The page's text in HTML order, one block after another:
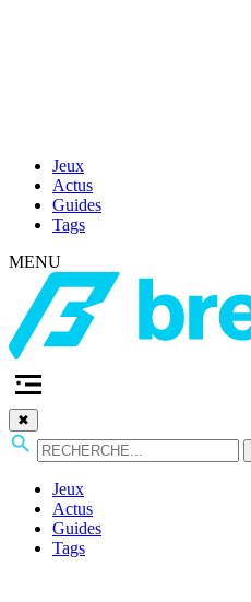
Jeux
Actus
Guides
Tags
MENU
✖
Jeux
Actus
Guides
Tags